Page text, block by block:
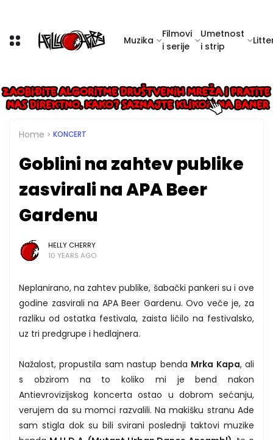
Muzika
Filmovi
i serije
Umetnost
i strip
Home KONCERT
Goblini na zahtev publike
zasvirali na APA Beer
Gardenu
HELLY CHERRY
10 YEARS AGO
Neplanirano, na zahtev publike, šabački pankeri su i ove
godine zasvirali na APA Beer Gardenu. Ovo veče je, za
razliku od ostatka festivala, zaista ličilo na festivalsko,
uz tri predgrupe i hedlajnera.
Nažalost, propustila sam nastup benda Mrka Kapa, ali
s obzirom na to koliko mi je bend nakon
Antievrovizijskog koncerta ostao u dobrom sećanju,
verujem da su momci razvalili. Na makišku stranu Ade
sam stigla dok su bili svirani poslednji taktovi muzike